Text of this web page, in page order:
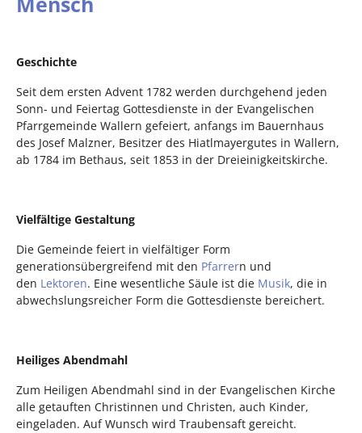
Geschichte
Seit dem ersten Advent 1782 werden durchgehend jeden
Sonn- und Feiertag Gottesdienste in der Evangelischen
Pfarrgemeinde Wallern gefeiert, anfangs im Bauernhaus
des Josef Malzner, Besitzer des Hiatlmayergutes in Wallern,
ab 1784 im Bethaus, seit 1853 in der Dreieinigkeitskirche.
Vielfältige Gestaltung
Die Gemeinde feiert in vielfältiger Form
generationsübergreifend mit den Pfarrern und
den Lektoren. Eine wesentliche Säule ist die Musik, die in
abwechslungsreicher Form die Gottesdienste bereichert.
Heiliges Abendmahl
Zum Heiligen Abendmahl sind in der Evangelischen Kirche
alle getauften Christinnen und Christen, auch Kinder,
eingeladen. Auf Wunsch wird Traubensaft gereicht.